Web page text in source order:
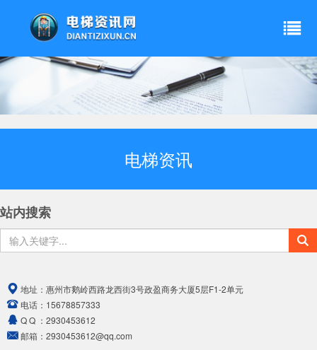
电梯资讯
站内搜索
地址： 惠州市鹅岭西路龙西街3号政盈商务大厦5层F1-2单元
电话： 15678857333
Q Q ： 2930453612
邮箱： 2930453612@qq.com